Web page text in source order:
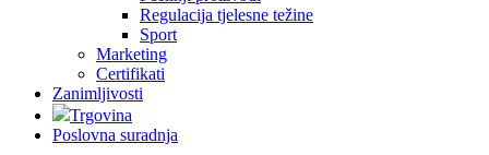
Regulacija tjelesne težine
Sport
Marketing
Certifikati
Zanimljivosti
Trgovina
Poslovna suradnja